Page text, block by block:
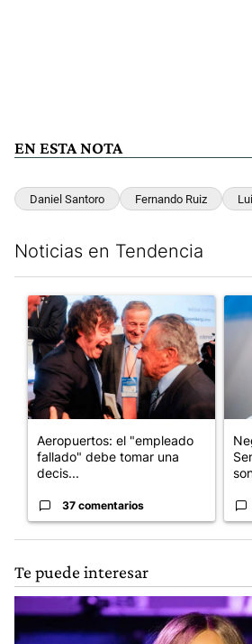
EN ESTA NOTA
Daniel Santoro Fernando Ruiz
Noticias en Tendencia
Un artículo de tendencia con el título
Aeropuertos: el "empleado
fallado" debe tomar una
decis...
37 comentarios
Un